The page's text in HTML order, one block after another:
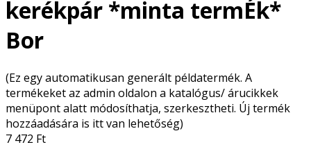
kerékpár *minta termÉk*
Bor
(Ez egy automatikusan generált példatermék. A
termékeket az admin oldalon a katalógus/ árucikkek
menüpont alatt módosíthatja, szerkesztheti. Új termék
hozzáadására is itt van lehetőség)
7 472 Ft